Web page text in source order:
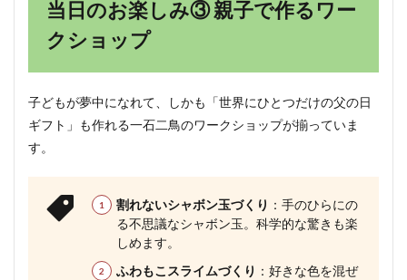
当日のお楽しみ③ 親子で作るワー
クショップ
子どもが夢中になれて、しかも「世界にひとつだけの父の日
ギフト」も作れる一石二鳥のワークショップが揃っていま
す。
割れないシャボン玉づくり ：手のひらにの
る不思議なシャボン玉。科学的な驚きも楽
しめます。
ふわもこスライムづくり ：好きな色を混ぜ